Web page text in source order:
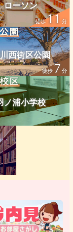
ローソン
徒歩11 分
西街区公園
徒歩7分
ノ浦小学校